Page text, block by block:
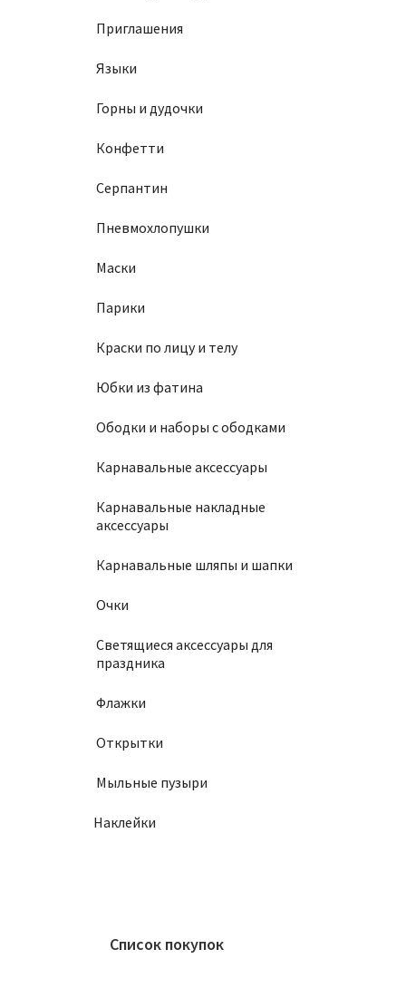
Приглашения
Языки
Горны и дудочки
Конфетти
Серпантин
Пневмохлопушки
Маски
Парики
Краски по лицу и телу
Юбки из фатина
Ободки и наборы с ободками
Карнавальные аксессуары
Карнавальные накладные
аксессуары
Карнавальные шляпы и шапки
Очки
Светящиеся аксессуары для
праздника
Флажки
Открытки
Мыльные пузыри
Наклейки
Список покупок